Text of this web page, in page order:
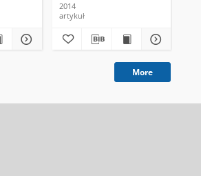
2014
artykuł
More